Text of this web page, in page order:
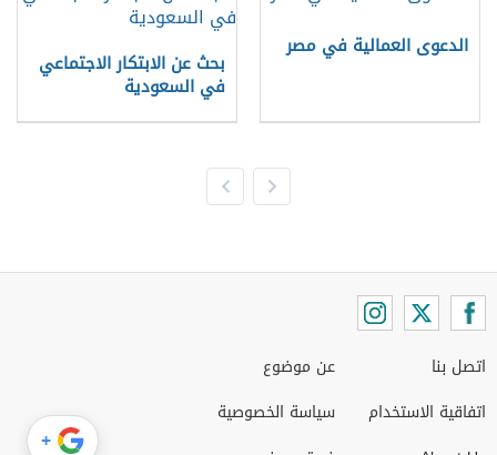
الدعوى العمالية في مصر
بحث عن الابتكار الاجتماعي
في السعودية
اتصل بنا
اتفاقية الاستخدام
عن موضوع
سياسة الخصوصية
+